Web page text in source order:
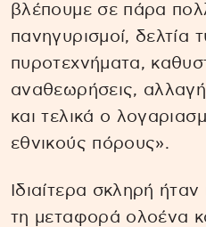
βλέπουμε σε πάρα
πανηγυρισμοί, δελτία
πυροτεχνήματα,
αναθεωρήσεις,
και τελικά ο
εθνικούς πόρους».
Ιδιαίτερα σκληρή ήταν
τη μεταφορά ολοένα